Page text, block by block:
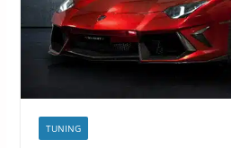
TUNING